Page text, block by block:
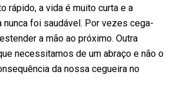
rápido, a vida é muito curta e a
foi saudável. Por vezes cega-
a mão ao próximo. Outra
necessitamos de um abraço e não o
da nossa cegueira no